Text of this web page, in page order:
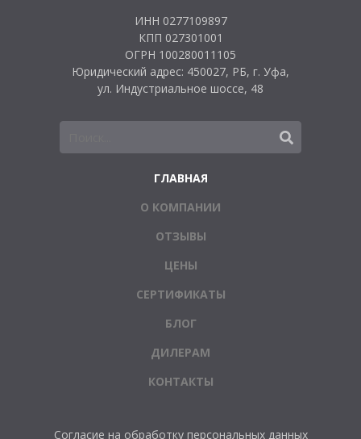
ИНН 0277109897
КПП 027301001
ОГРН 100280011105
Юридический адрес: 450027, РБ, г. Уфа,
ул. Индустриальное шоссе, 48
ГЛАВНАЯ
О КОМПАНИИ
ОТЗЫВЫ
ЦЕНЫ
СЕРТИФИКАТЫ
БЛОГ
ДИЛЕРАМ
КОНТАКТЫ
Согласие на обработку персональных данных